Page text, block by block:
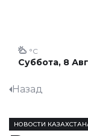
Суббота, 8
°C
Назад
НОВОСТИ